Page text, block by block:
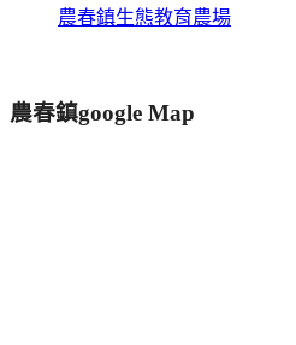
農春鎮生態教育農場
農春鎮google Map